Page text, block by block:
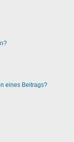
eines Beitrags?